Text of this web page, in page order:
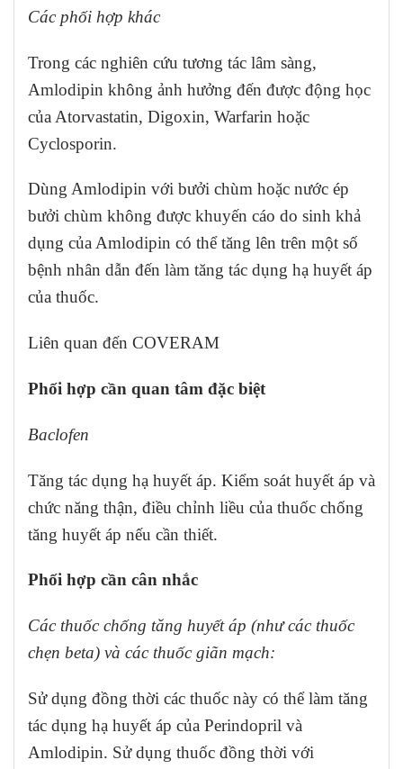
Các phối hợp khác
Trong các nghiên cứu tương tác lâm sàng,
Amlodipin không ảnh hưởng đến được động học
của Atorvastatin, Digoxin, Warfarin hoặc
Cyclosporin.
Dùng Amlodipin với bưởi chùm hoặc nước ép
bưởi chùm không được khuyến cáo do sinh khả
dụng của Amlodipin có thể tăng lên trên một số
bệnh nhân dẫn đến làm tăng tác dụng hạ huyết áp
của thuốc.
Liên quan đến COVERAM
Phối hợp cần quan tâm đặc biệt
Baclofen
Tăng tác dụng hạ huyết áp. Kiểm soát huyết áp và
chức năng thận, điều chỉnh liều của thuốc chống
tăng huyết áp nếu cần thiết.
Phối hợp cần cân nhắc
Các thuốc chống tăng huyết áp (như các thuốc
chẹn beta) và các thuốc giãn mạch:
Sử dụng đồng thời các thuốc này có thể làm tăng
tác dụng hạ huyết áp của Perindopril và
Amlodipin. Sử dụng thuốc đồng thời với